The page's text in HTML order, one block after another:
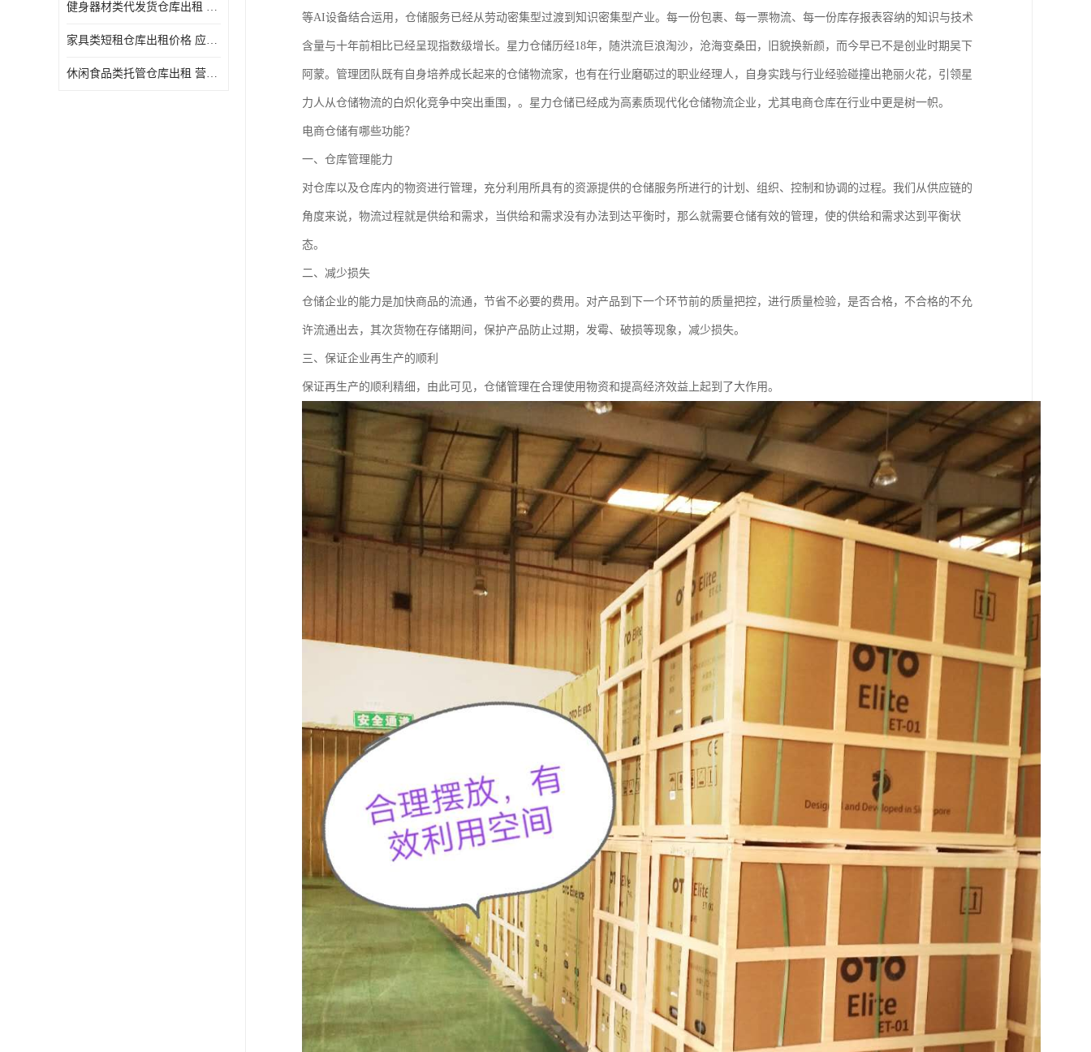
健身器材类代发货仓库出租 租期灵活 新媒体平台配套
家具类短租仓库出租价格 应用广泛 智能电商配套
休闲食品类托管仓库出租 营造良好环境氛围 垂直电商配套
等AI设备结合运用，仓储服务已经从劳动密集型过渡到知识密集型产业。每一份包裹、每一票物流、每一份库存报表容纳的知识与技术
含量与十年前相比已经呈现指数级增长。星力仓储历经18年，随洪流巨浪淘沙，沧海变桑田，旧貌换新颜，而今早已不是创业时期吴下
阿蒙。管理团队既有自身培养成长起来的仓储物流家，也有在行业磨砺过的职业经理人，自身实践与行业经验碰撞出艳丽火花，引领星
力人从仓储物流的白炽化竞争中突出重围，。星力仓储已经成为高素质现代化仓储物流企业，尤其电商仓库在行业中更是树一帜。
电商仓储有哪些功能？
一、仓库管理能力
对仓库以及仓库内的物资进行管理，充分利用所具有的资源提供的仓储服务所进行的计划、组织、控制和协调的过程。我们从供应链的
角度来说，物流过程就是供给和需求，当供给和需求没有办法到达平衡时，那么就需要仓储有效的管理，使的供给和需求达到平衡状
态。
二、减少损失
仓储企业的能力是加快商品的流通，节省不必要的费用。对产品到下一个环节前的质量把控，进行质量检验，是否合格，不合格的不允
许流通出去，其次货物在存储期间，保护产品防止过期，发霉、破损等现象，减少损失。
三、保证企业再生产的顺利
保证再生产的顺利精细，由此可见，仓储管理在合理使用物资和提高经济效益上起到了大作用。